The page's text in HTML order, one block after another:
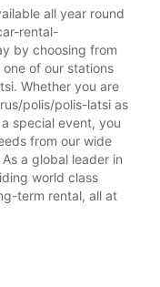
all year round
rental-
by choosing from
of our stations
Whether you are
polis/polis-latsi as
special event, you
from our wide
a global leader in
world class
term rental, all at